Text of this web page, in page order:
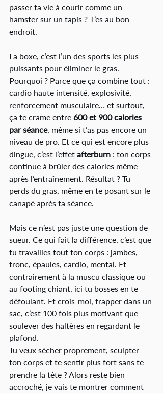
passer ta vie à courir comme un
hamster sur un tapis ? T’es au bon
endroit.
La boxe, c’est l’un des sports les plus
puissants pour éliminer le gras.
Pourquoi ? Parce que ça combine tout :
cardio haute intensité, explosivité,
renforcement musculaire… et surtout,
ça te crame entre 600 et 900 calories
par séance, même si t’as pas encore un
niveau de pro. Et ce qui est encore plus
dingue, c’est l’effet afterburn : ton corps
continue à brûler des calories même
après l’entraînement. Résultat ? Tu
perds du gras, même en te posant sur le
canapé après ta séance.
Mais ce n’est pas juste une question de
sueur. Ce qui fait la différence, c’est que
tu travailles tout ton corps : jambes,
tronc, épaules, cardio, mental. Et
contrairement à la muscu classique ou
au footing chiant, ici tu bosses en te
défoulant. Et crois-moi, frapper dans un
sac, c’est 100 fois plus motivant que
soulever des haltères en regardant le
plafond.
Tu veux sécher proprement, sculpter
ton corps et te sentir plus fort sans te
prendre la tête ? Alors reste bien
accroché, je vais te montrer comment